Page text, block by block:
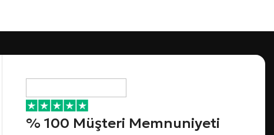
% 100 Müşteri Memnuniyeti